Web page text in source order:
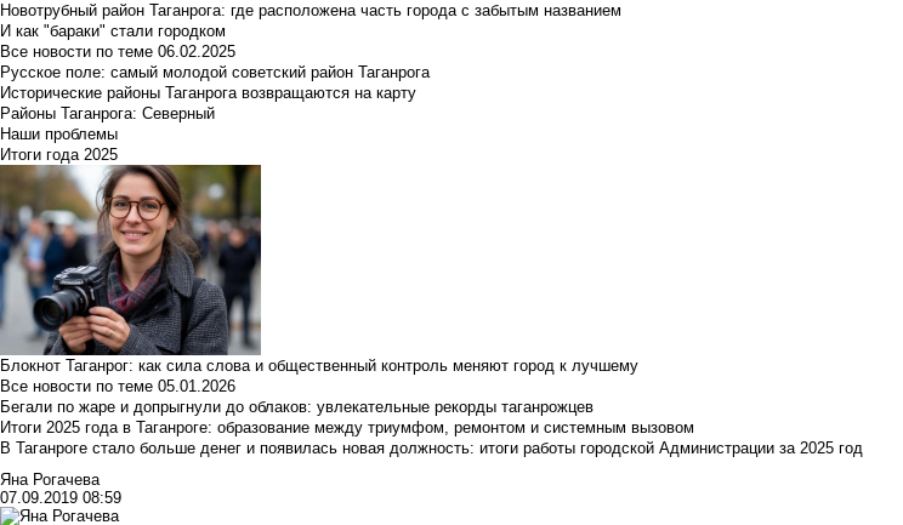
Новотрубный район Таганрога: где расположена часть города с забытым названием
И как "бараки" стали городком
Все новости по теме 06.02.2025
Русское поле: самый молодой советский район Таганрога
Исторические районы Таганрога возвращаются на карту
Районы Таганрога: Северный
Наши проблемы
Итоги года 2025
Блокнот Таганрог: как сила слова и общественный контроль меняют город к лучшему
Все новости по теме 05.01.2026
Бегали по жаре и допрыгнули до облаков: увлекательные рекорды таганрожцев
Итоги 2025 года в Таганроге: образование между триумфом, ремонтом и системным вызовом
В Таганроге стало больше денег и появилась новая должность: итоги работы городской Администрации за 2025 год
Яна Рогачева
07.09.2019 08:59